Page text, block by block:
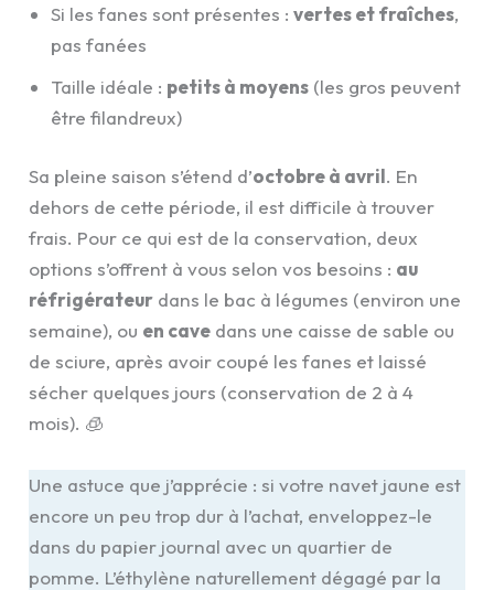
Si les fanes sont présentes :vertes et fraîches,
pas fanées
Taille idéale : petits à moyens (les gros peuvent
être filandreux)
Sa pleine saison s’étend d’octobre à avril. En
dehors de cette période, il est difficile à trouver
frais. Pour ce qui est de la conservation, deux
options s’offrent à vous selon vos besoins : au
réfrigérateur dans le bac à légumes (environ une
semaine), ou en cave dans une caisse de sable ou
de sciure, après avoir coupé les fanes et laissé
sécher quelques jours (conservation de 2 à 4
mois). 🧊
Une astuce que j’apprécie : si votre navet jaune est
encore un peu trop dur à l’achat, enveloppez-le
dans du papier journal avec un quartier de
pomme. L’éthylène naturellement dégagé par la